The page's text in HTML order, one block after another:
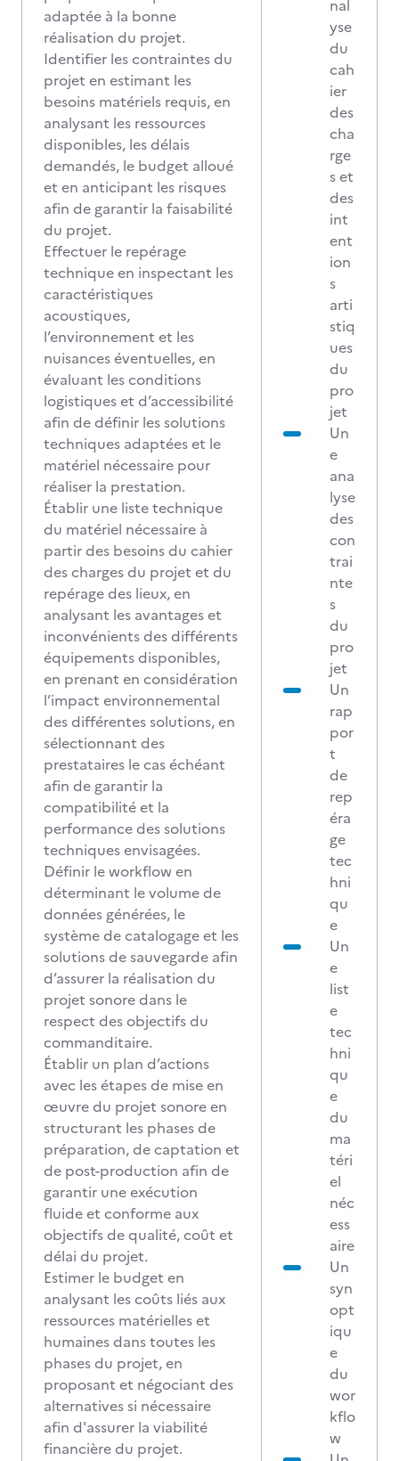
adaptée à la bonne
réalisation du projet.
Identifier les contraintes du
projet en estimant les
besoins matériels requis, en
analysant les ressources
disponibles, les délais
demandés, le budget alloué
et en anticipant les risques
afin de garantir la faisabilité
du projet.
Effectuer le repérage
technique en inspectant les
caractéristiques
acoustiques,
l’environnement et les
nuisances éventuelles, en
évaluant les conditions
logistiques et d’accessibilité
afin de définir les solutions
techniques adaptées et le
matériel nécessaire pour
réaliser la prestation.
Établir une liste technique
du matériel nécessaire à
partir des besoins du cahier
des charges du projet et du
repérage des lieux, en
analysant les avantages et
inconvénients des différents
équipements disponibles,
en prenant en considération
l’impact environnemental
des différentes solutions, en
sélectionnant des
prestataires le cas échéant
afin de garantir la
compatibilité et la
performance des solutions
techniques envisagées.
Définir le workflow en
déterminant le volume de
données générées, le
système de catalogage et les
solutions de sauvegarde afin
d’assurer la réalisation du
projet sonore dans le
respect des objectifs du
commanditaire.
Établir un plan d’actions
avec les étapes de mise en
œuvre du projet sonore en
structurant les phases de
préparation, de captation et
de post-production afin de
garantir une exécution
fluide et conforme aux
objectifs de qualité, coût et
délai du projet.
Estimer le budget en
analysant les coûts liés aux
ressources matérielles et
humaines dans toutes les
phases du projet, en
proposant et négociant des
alternatives si nécessaire
afin d'assurer la viabilité
financière du projet.
nal
yse
du
cah
ier
des
cha
rge
s et
des
int
ent
ion
s
arti
stiq
ues
du
pro
jet
Un
e
ana
lyse
des
con
trai
nte
s
du
pro
jet
Un
rap
por
t
de
rep
éra
ge
tec
hni
qu
e
Un
e
list
e
tec
hni
qu
e
du
ma
téri
el
néc
ess
aire
Un
syn
opt
iqu
e
du
wor
kflo
w